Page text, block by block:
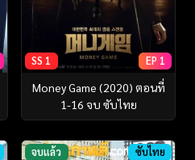
SS 1 EP 1
Money Game (2020) ตอนที่
1-16 จบ ซับไทย
จบแล้ว ซับไทย